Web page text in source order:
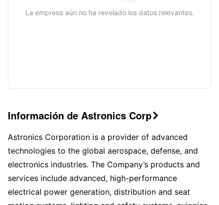
La empresa aún no ha revelado los datos relevantes.
Información de Astronics Corp
Astronics Corporation is a provider of advanced
technologies to the global aerospace, defense, and
electronics industries. The Company’s products and
services include advanced, high-performance
electrical power generation, distribution and seat